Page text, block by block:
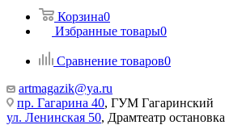
Корзина0
Избранные товары0
Сравнение товаров0
artmagazik@ya.ru
пр. Гагарина 40, ГУМ Гагаринский
ул. Ленинская 50, Драмтеатр остановка